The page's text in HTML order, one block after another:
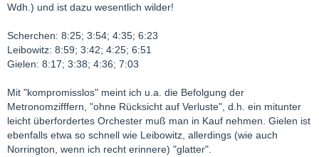
Wdh.) und ist dazu wesentlich wilder!
Scherchen: 8:25; 3:54; 4:35; 6:23
Leibowitz: 8:59; 3:42; 4:25; 6:51
Gielen: 8:17; 3:38; 4:36; 7:03
Mit "kompromisslos" meint ich u.a. die Befolgung der
Metronomzifffern, "ohne Rücksicht auf Verluste", d.h. ein mitunter
leicht überfordertes Orchester muß man in Kauf nehmen. Gielen ist
ebenfalls etwa so schnell wie Leibowitz, allerdings (wie auch
Norrington, wenn ich recht erinnere) "glatter".